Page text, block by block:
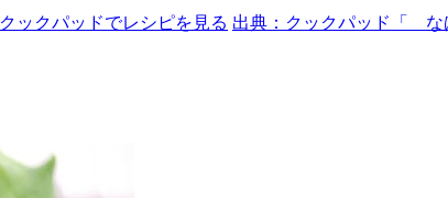
クックパッドでレシピを見る 出典：クックパッド「